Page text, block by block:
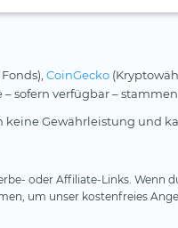
CoinGecko
– sofern verfügbar –
Gewährleistung und
oder Affiliate-Links.
um unser kostenfreies